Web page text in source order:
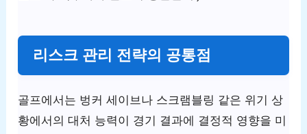
리스크 관리 전략의 공통점
골프에서는 벙커 세이브나 스크램블링 같은 위기 상
황에서의 대처 능력이 경기 결과에 결정적 영향을 미